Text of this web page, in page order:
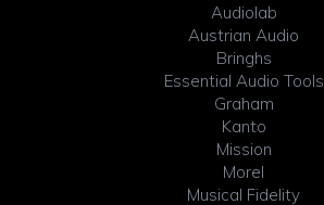
Audiolab
Austrian Audio
Bringhs
Essential Audio Tools
Graham
Kanto
Mission
Morel
Musical Fidelity